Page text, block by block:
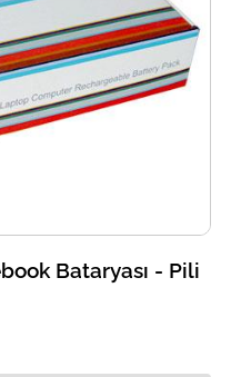
Bataryası - Pili